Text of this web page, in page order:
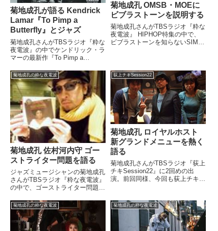
菊地成孔が語る Kendrick
Lamar『To Pimp a
Butterfly』とジャズ
菊地成孔さんがTBSラジオ『粋な
夜電波』の中でケンドリック・ラ
マーの最新作『To Pimp a
した。（菊地成孔）はい。天才ケ
ンドリック・ラマーがやってくれ
ました。もう巷では大変な話題に
なっております...
菊地成孔 OMSB・MOEに
ビブラストーンを説明する
菊地成孔さんがTBSラジオ『粋な
夜電波』 HIPHOP特集の中で、
ビブラストーンを知らないSIMI
『菊地さんはビブラストーンに絡
んだり、...
菊地成孔の粋な夜電波
菊地成孔 佐村河内守 ゴー
ストライター問題を語る
ジャズミュージシャンの菊地成孔
さんがTBSラジオ『粋な夜電波』
の中で、ゴーストライター問題で
んな風に語っていました。（菊地
成孔）最近ね、私ね、番組公式サ
イトの写真なんかを見ていただく
とお分かりだと思うんですけど...
荻上チキSession22
菊地成孔 ロイヤルホスト
新グランドメニューを熱く
語る
菊地成孔さんがTBSラジオ『荻上
チキSession22』に2回めの出
演。前回同様、今回も荻上チキさ
く語っていました。※前回の模
様 菊地成孔 荻上チキにロイヤ
ルホストの魅力を熱く語る...
菊地成孔の粋な夜電波 菊地成孔の粋な夜電波